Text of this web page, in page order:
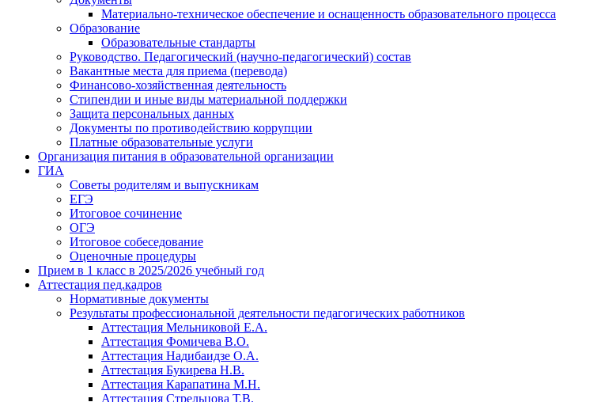
Материально-техническое обеспечение и оснащенность образовательного процесса
Образование
Образовательные стандарты
Руководство. Педагогический (научно-педагогический) состав
Вакантные места для приема (перевода)
Финансово-хозяйственная деятельность
Стипендии и иные виды материальной поддержки
Защита персональных данных
Документы по противодействию коррупции
Платные образовательные услуги
Организация питания в образовательной организации
ГИА
Советы родителям и выпускникам
ЕГЭ
Итоговое сочинение
ОГЭ
Итоговое собеседование
Оценочные процедуры
Прием в 1 класс в 2025/2026 учебный год
Аттестация пед.кадров
Нормативные документы
Результаты профессиональной деятельности педагогических работников
Аттестация Мельниковой Е.А.
Аттестация Фомичева В.О.
Аттестация Надибаидзе О.А.
Аттестация Букирева Н.В.
Аттестация Карапатина М.Н.
Аттестация Стрельцова Т.В.